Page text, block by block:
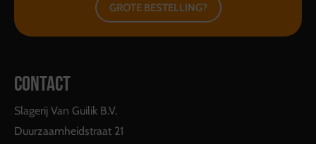
GROTE BESTELLING?
CONTACT
Slagerij Van Guilik B.V.
Duurzaamheidstraat 21